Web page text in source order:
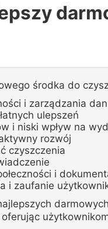
środka do
i zarządzania
ulepszeń
i niski wpływ na
rozwój
czyszczenia
i
i zaufanie